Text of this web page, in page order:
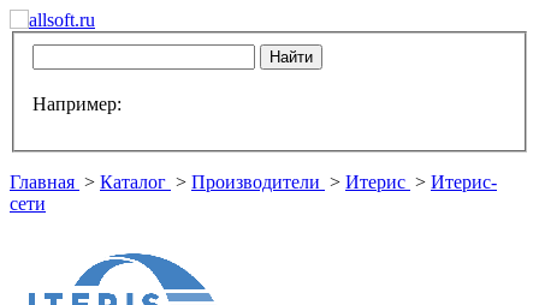
Например:
Главная > Каталог > Производители > Итерис > Итерис-
сети